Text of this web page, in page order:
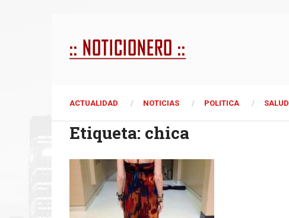
ACTUALIDAD NOTICIAS POLITICA SALUD
Etiqueta: chica